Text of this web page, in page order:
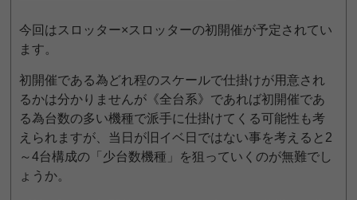
今回はスロッター×スロッターの初開催が予定されてい
ます。
初開催である為どれ程のスケールで仕掛けが用意され
るかは分かりませんが《全台系》であれば初開催であ
る為台数の多い機種で派手に仕掛けてくる可能性も考
えられますが、当日が旧イベ日ではない事を考えると2
～4台構成の「少台数機種」を狙っていくのが無難でし
ょうか。